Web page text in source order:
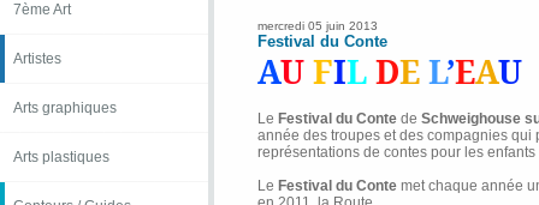
7ème Art
Artistes
Arts graphiques
Arts plastiques
mercredi 05 juin 2013
Festival du Conte
AUFILDEL’EAU
Le Festival du Conte de Schweighouse
année des troupes et des compagnies qui
représentations de contes pour les
Le Festival du Conte met chaque année